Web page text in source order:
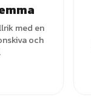
med en
och